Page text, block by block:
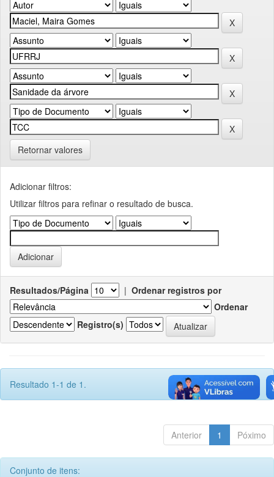
Retornar valores
Adicionar filtros:
Utilizar filtros para refinar o resultado de busca.
Resultados/Página | Ordenar registros por
Ordenar
Registro(s)
Resultado 1-1 de 1.
Anterior 1 Póximo
Conjunto de itens: